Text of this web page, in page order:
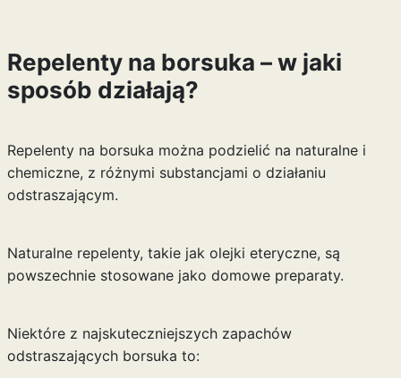
Repelenty na borsuka – w jaki
sposób działają?
Repelenty na borsuka można podzielić na naturalne i
chemiczne, z różnymi substancjami o działaniu
odstraszającym.
Naturalne repelenty, takie jak olejki eteryczne, są
powszechnie stosowane jako domowe preparaty.
Niektóre z najskuteczniejszych zapachów
odstraszających borsuka to: